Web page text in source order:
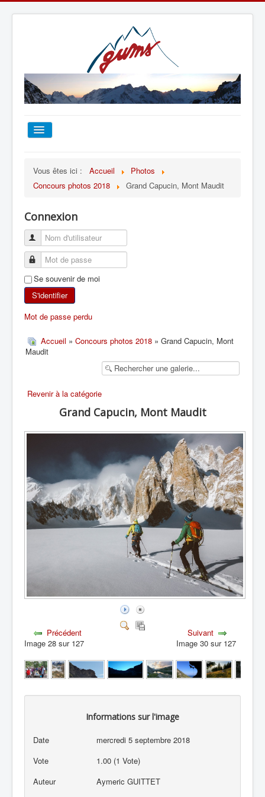
TOUT SUR LE GUMS
ESCALADE
ALPINISME
SKI DE RANDONNÉE
RANDONNÉE SPORTIVE
Vous êtes ici : Accueil
Photos
Concours photos 2018
Grand Capucin, Mont Maudit
Connexion
Se souvenir de moi
S'identifier
Mot de passe perdu
Accueil » Concours photos 2018 » Grand Capucin, Mont
Maudit
Revenir à la catégorie
Grand Capucin, Mont Maudit
Précédent
Image 28 sur 127
Suivant
Image 30 sur 127
Informations sur l'image
Date
mercredi 5 septembre 2018
Vote
1.00 (1 Vote)
Auteur
Aymeric GUITTET